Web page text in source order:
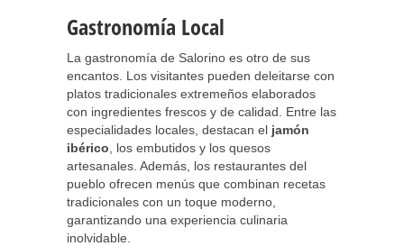
Gastronomía Local
La gastronomía de Salorino es otro de sus
encantos. Los visitantes pueden deleitarse con
platos tradicionales extremeños elaborados
con ingredientes frescos y de calidad. Entre las
especialidades locales, destacan el jamón
ibérico , los embutidos y los quesos
artesanales. Además, los restaurantes del
pueblo ofrecen menús que combinan recetas
tradicionales con un toque moderno,
garantizando una experiencia culinaria
inolvidable.